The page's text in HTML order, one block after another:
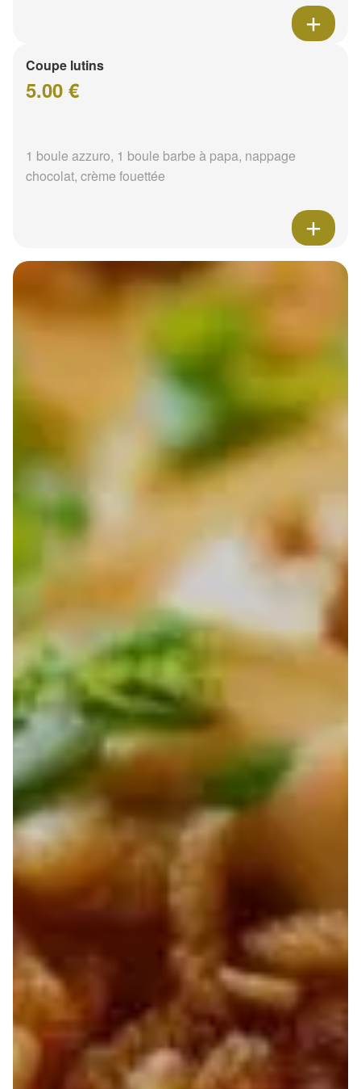
Coupe lutins
5.00 €
1 boule azzuro, 1 boule barbe à papa, nappage
chocolat, crème fouettée